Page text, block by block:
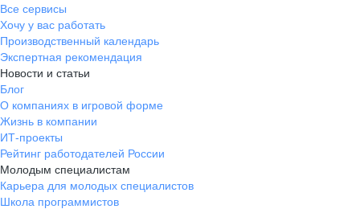
Все сервисы
Хочу у вас работать
Производственный календарь
Экспертная рекомендация
Новости и статьи
Блог
О компаниях в игровой форме
Жизнь в компании
ИТ-проекты
Рейтинг работодателей России
Молодым специалистам
Карьера для молодых специалистов
Школа программистов